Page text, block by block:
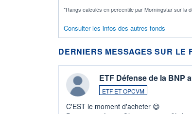
*Rangs calculés en percentile par Morningstar sur la
Consulter les infos des autres fonds
DERNIERS MESSAGES SUR LE
ETF Défense de la BNP
ETF ET OPCVM
C'EST le moment d'acheter 😄​